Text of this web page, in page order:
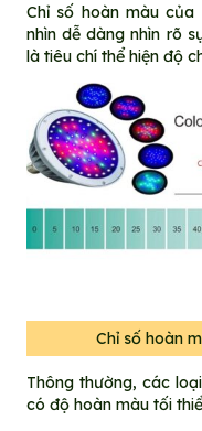
Chỉ số hoàn màu
nhìn dễ dàng nhìn rõ
là tiêu chí thể hiện độ
Chỉ số hoàn
Thông thường, các
có độ hoàn màu tối